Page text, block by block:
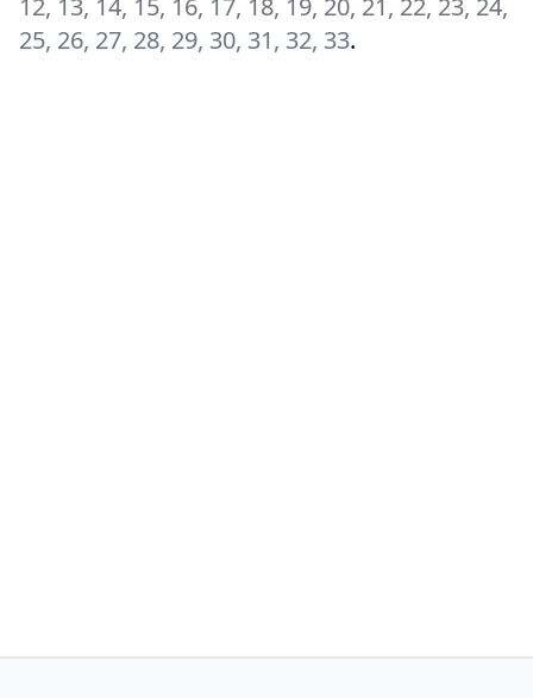
12, 13, 14, 15, 16, 17, 18, 19, 20, 21, 22, 23, 24,
25, 26, 27, 28, 29, 30, 31, 32, 33.